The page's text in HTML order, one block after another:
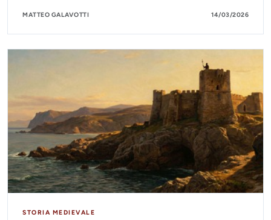
MATTEO GALAVOTTI 14/03/2026
STORIA MEDIEVALE